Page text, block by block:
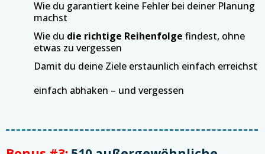
Wie du garantiert keine Fehler bei deiner Planung
machst
Wie du die richtige Reihenfolge findest, ohne
etwas zu vergessen
Damit du deine Ziele erstaunlich einfach erreichst
einfach abhaken – und vergessen